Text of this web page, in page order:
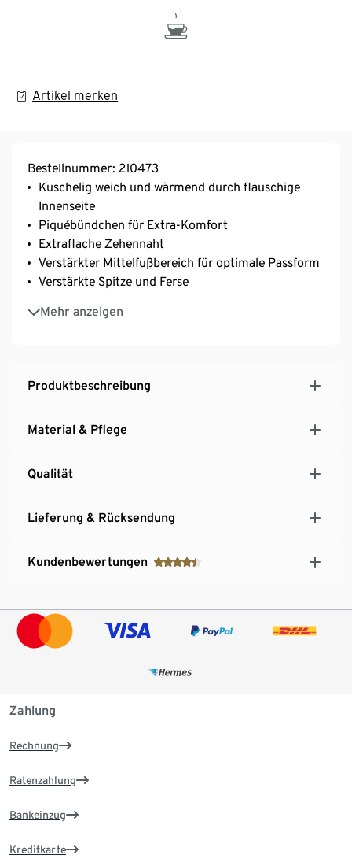
Artikel merken
Bestellnummer: 210473
Kuschelig weich und wärmend durch flauschige
Innenseite
Piquébündchen für Extra-Komfort
Extraflache Zehennaht
Verstärkter Mittelfußbereich für optimale Passform
Verstärkte Spitze und Ferse
Mehr anzeigen
1 Paar mit Norweger-Einstrick am Schaft
Produktbeschreibung
Material & Pflege
Qualität
Lieferung & Rücksendung
Kundenbewertungen
Zahlung
Rechnung
Ratenzahlung
Bankeinzug
Kreditkarte